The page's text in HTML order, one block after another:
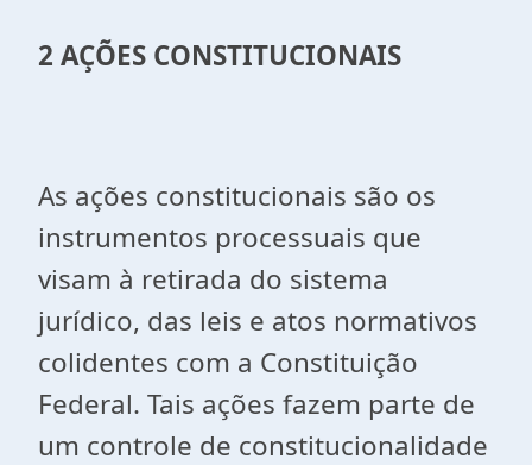
2 AÇÕES CONSTITUCIONAIS
As ações constitucionais são os
instrumentos processuais que
visam à retirada do sistema
jurídico, das leis e atos normativos
colidentes com a Constituição
Federal. Tais ações fazem parte de
um controle de constitucionalidade